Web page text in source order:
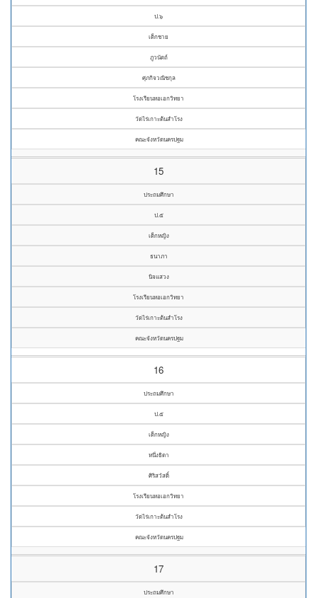
ป.๖
เด็กชาย
ภูวนัตถ์
ศุภกิจวณิชกุล
โรงเรียนหอเอกวิทยา
วัดไร่เกาะต้นสำโรง
คณะจังหวัดนครปฐม
15
ประถมศึกษา
ป.๕
เด็กหญิง
ธนาภา
นิจแสวง
โรงเรียนหอเอกวิทยา
วัดไร่เกาะต้นสำโรง
คณะจังหวัดนครปฐม
16
ประถมศึกษา
ป.๕
เด็กหญิง
หนึ่งธิดา
ศิริสวัสดิ์
โรงเรียนหอเอกวิทยา
วัดไร่เกาะต้นสำโรง
คณะจังหวัดนครปฐม
17
ประถมศึกษา